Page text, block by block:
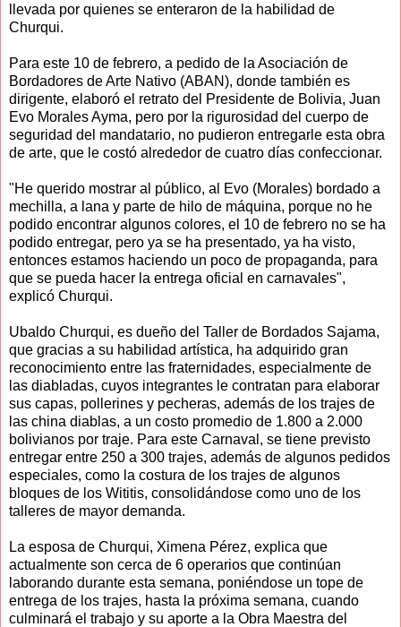
llevada por quienes se enteraron de la habilidad de
Churqui.
Para este 10 de febrero, a pedido de la Asociación de
Bordadores de Arte Nativo (ABAN), donde también es
dirigente, elaboró el retrato del Presidente de Bolivia, Juan
Evo Morales Ayma, pero por la rigurosidad del cuerpo de
seguridad del mandatario, no pudieron entregarle esta obra
de arte, que le costó alrededor de cuatro días confeccionar.
"He querido mostrar al público, al Evo (Morales) bordado a
mechilla, a lana y parte de hilo de máquina, porque no he
podido encontrar algunos colores, el 10 de febrero no se ha
podido entregar, pero ya se ha presentado, ya ha visto,
entonces estamos haciendo un poco de propaganda, para
que se pueda hacer la entrega oficial en carnavales",
explicó Churqui.
Ubaldo Churqui, es dueño del Taller de Bordados Sajama,
que gracias a su habilidad artística, ha adquirido gran
reconocimiento entre las fraternidades, especialmente de
las diabladas, cuyos integrantes le contratan para elaborar
sus capas, pollerines y pecheras, además de los trajes de
las china diablas, a un costo promedio de 1.800 a 2.000
bolivianos por traje. Para este Carnaval, se tiene previsto
entregar entre 250 a 300 trajes, además de algunos pedidos
especiales, como la costura de los trajes de algunos
bloques de los Wititis, consolidándose como uno de los
talleres de mayor demanda.
La esposa de Churqui, Ximena Pérez, explica que
actualmente son cerca de 6 operarios que continúan
laborando durante esta semana, poniéndose un tope de
entrega de los trajes, hasta la próxima semana, cuando
culminará el trabajo y su aporte a la Obra Maestra del